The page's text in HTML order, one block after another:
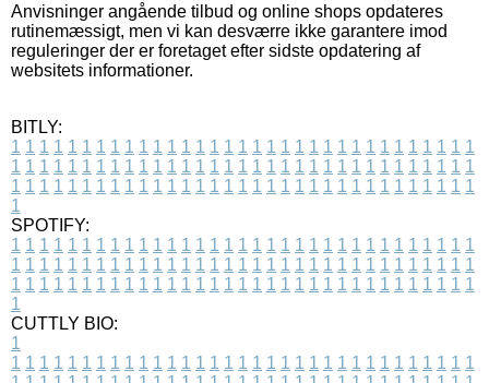
Anvisninger angående tilbud og online shops opdateres
rutinemæssigt, men vi kan desværre ikke garantere imod
reguleringer der er foretaget efter sidste opdatering af
websitets informationer.
BITLY:
1 1 1 1 1 1 1 1 1 1 1 1 1 1 1 1 1 1 1 1 1 1 1 1 1 1 1 1 1 1 1 1 1
1 1 1 1 1 1 1 1 1 1 1 1 1 1 1 1 1 1 1 1 1 1 1 1 1 1 1 1 1 1 1 1 1
1 1 1 1 1 1 1 1 1 1 1 1 1 1 1 1 1 1 1 1 1 1 1 1 1 1 1 1 1 1 1 1 1
1
SPOTIFY:
1 1 1 1 1 1 1 1 1 1 1 1 1 1 1 1 1 1 1 1 1 1 1 1 1 1 1 1 1 1 1 1 1
1 1 1 1 1 1 1 1 1 1 1 1 1 1 1 1 1 1 1 1 1 1 1 1 1 1 1 1 1 1 1 1 1
1 1 1 1 1 1 1 1 1 1 1 1 1 1 1 1 1 1 1 1 1 1 1 1 1 1 1 1 1 1 1 1 1
1
CUTTLY BIO:
1
1 1 1 1 1 1 1 1 1 1 1 1 1 1 1 1 1 1 1 1 1 1 1 1 1 1 1 1 1 1 1 1 1